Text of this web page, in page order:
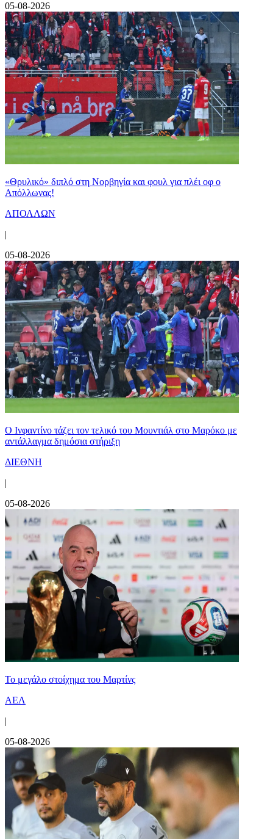
05-08-2026
«Θρυλικό» διπλό στη Νορβηγία και φουλ για πλέι οφ ο
Απόλλωνας!
ΑΠΟΛΛΩΝ
|
05-08-2026
Ο Ινφαντίνο τάζει τον τελικό του Μουντιάλ στο Μαρόκο με
αντάλλαγμα δημόσια στήριξη
ΔΙΕΘΝΗ
|
05-08-2026
Το μεγάλο στοίχημα του Μαρτίνς
ΑΕΛ
|
05-08-2026